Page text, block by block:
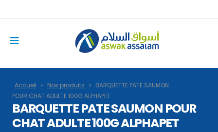
Accueil » Nos produits » BARQUETTE PATE SAUMON
POUR CHAT ADULTE 100G ALPHAPET
BARQUETTE PATE SAUMON POUR
CHAT ADULTE 100G ALPHAPET